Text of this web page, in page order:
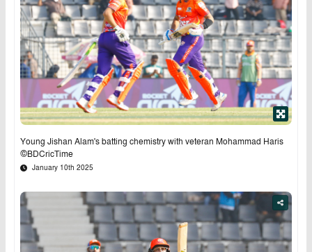
Young Jishan Alam's batting chemistry with veteran Mohammad Haris
©BDCricTime
January 10th 2025